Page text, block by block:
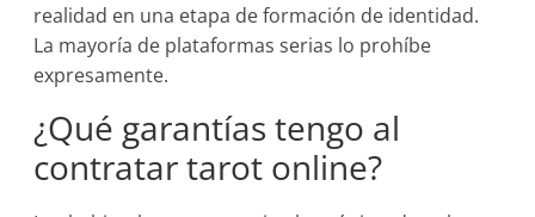
realidad en una etapa de formación de identidad.
La mayoría de plataformas serias lo prohíbe
expresamente.
¿Qué garantías tengo al
contratar tarot online?